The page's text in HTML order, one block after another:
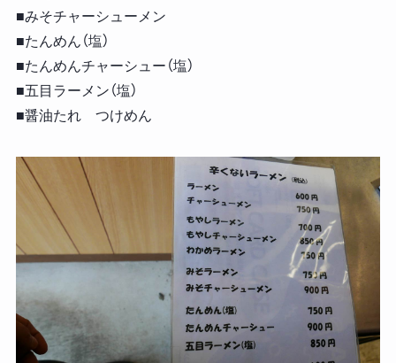
■みそチャーシューメン
■たんめん（塩）
■たんめんチャーシュー（塩）
■五目ラーメン（塩）
■醤油たれ つけめん